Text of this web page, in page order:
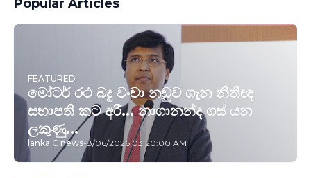
Popular Articles
FEATURED
මෝටර් රථ බදු වංචා නඩුව ගැන නීතීඥ
සභාපති කට අරී... නාගානන්ද ගස් යන
ලකුණු...
lanka C news-8/06/2026 03:20:00 AM